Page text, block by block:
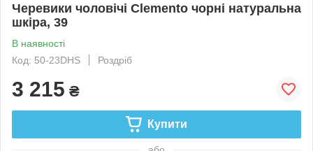
Черевики чоловічі Clemento чорні натуральна
шкіра, 39
В наявності
Код: 50-23DHS
Роздріб
3 215 ₴
Купити